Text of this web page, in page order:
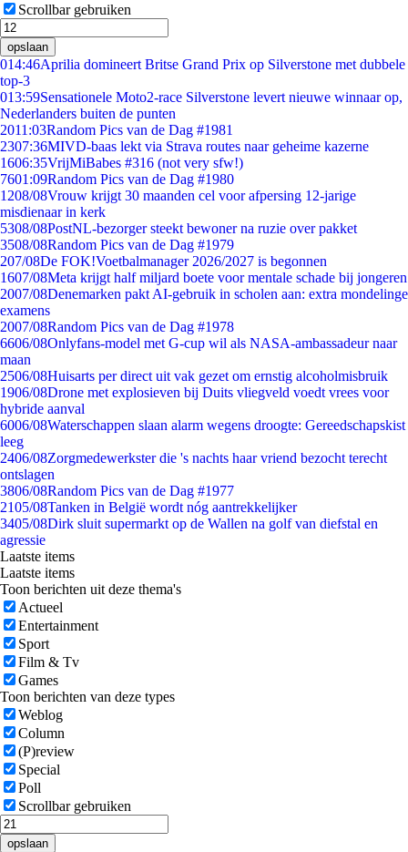
Scrollbar gebruiken
opslaan
014:46Aprilia domineert Britse Grand Prix op Silverstone met dubbele
top-3
013:59Sensationele Moto2-race Silverstone levert nieuwe winnaar op,
Nederlanders buiten de punten
2011:03Random Pics van de Dag #1981
2307:36MIVD-baas lekt via Strava routes naar geheime kazerne
1606:35VrijMiBabes #316 (not very sfw!)
7601:09Random Pics van de Dag #1980
1208/08Vrouw krijgt 30 maanden cel voor afpersing 12-jarige
misdienaar in kerk
5308/08PostNL-bezorger steekt bewoner na ruzie over pakket
3508/08Random Pics van de Dag #1979
207/08De FOK!Voetbalmanager 2026/2027 is begonnen
1607/08Meta krijgt half miljard boete voor mentale schade bij jongeren
2007/08Denemarken pakt AI-gebruik in scholen aan: extra mondelinge
examens
2007/08Random Pics van de Dag #1978
6606/08Onlyfans-model met G-cup wil als NASA-ambassadeur naar
maan
2506/08Huisarts per direct uit vak gezet om ernstig alcoholmisbruik
1906/08Drone met explosieven bij Duits vliegveld voedt vrees voor
hybride aanval
6006/08Waterschappen slaan alarm wegens droogte: Gereedschapskist
leeg
2406/08Zorgmedewerkster die 's nachts haar vriend bezocht terecht
ontslagen
3806/08Random Pics van de Dag #1977
2105/08Tanken in België wordt nóg aantrekkelijker
3405/08Dirk sluit supermarkt op de Wallen na golf van diefstal en
agressie
Laatste items
Laatste items
Toon berichten uit deze thema's
Actueel
Entertainment
Sport
Film & Tv
Games
Toon berichten van deze types
Weblog
Column
(P)review
Special
Poll
Scrollbar gebruiken
opslaan